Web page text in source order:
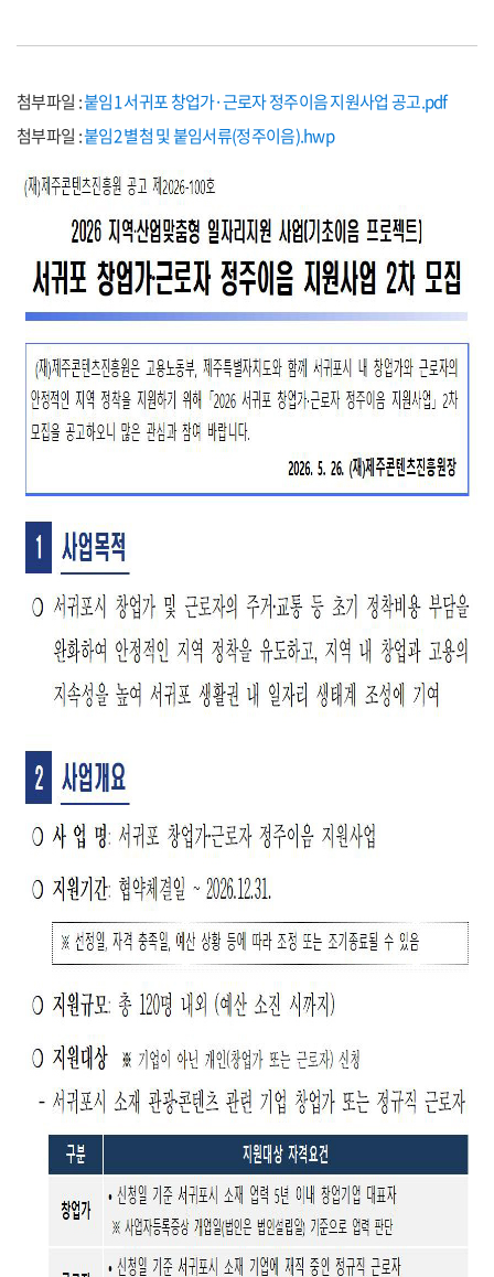
첨부파일 :붙임1 서귀포 창업가·근로자 정주이음 지원사업 공고.pdf
첨부파일 :붙임2 별첨 및 붙임서류(정주이음).hwp